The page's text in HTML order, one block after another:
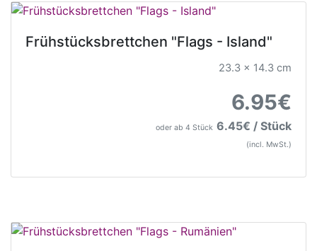
Frühstücksbrettchen "Flags - Island"
23.3 x 14.3 cm
6.95€
oder ab 4 Stück 6.45€ / Stück
(incl. MwSt.)